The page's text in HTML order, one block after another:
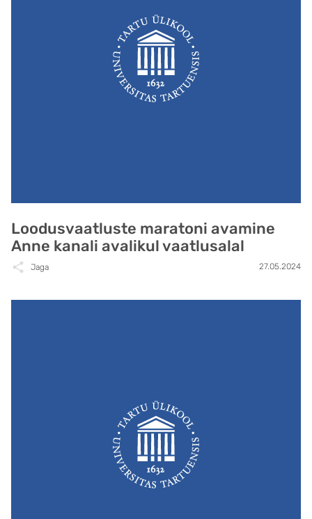
Loodusvaatluste maratoni avamine
Anne kanali avalikul vaatlusalal
Jaga 27.05.2024